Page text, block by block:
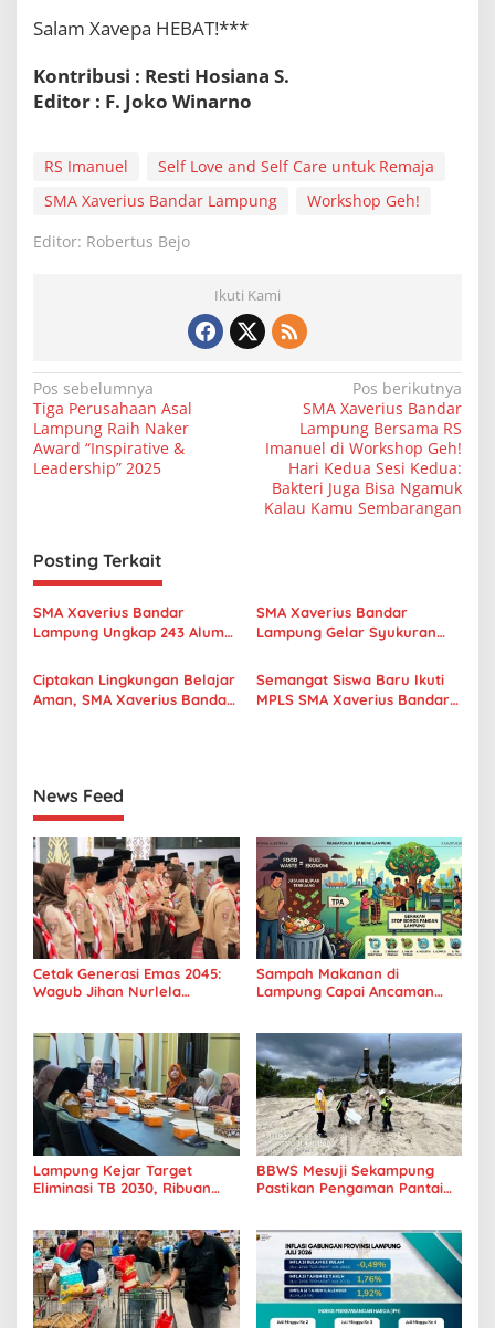
Salam Xavepa HEBAT!***
Kontribusi : Resti Hosiana S.
Editor : F. Joko Winarno
RS Imanuel
Self Love and Self Care untuk Remaja
SMA Xaverius Bandar Lampung
Workshop Geh!
Editor: Robertus Bejo
Ikuti Kami
N
a
v
i
a
s
i
p
o
s
Pos sebelumnya
Tiga Perusahaan Asal
Lampung Raih Naker
Award “Inspirative &
Leadership” 2025
Pos berikutnya
SMA Xaverius Bandar
Lampung Bersama RS
Imanuel di Workshop Geh!
Hari Kedua Sesi Kedua:
Bakteri Juga Bisa Ngamuk
Kalau Kamu Sembarangan
Posting Terkait
SMA Xaverius Bandar
Lampung Ungkap 243 Alumni
Mancanegara
SMA Xaverius Bandar
Lampung Gelar Syukuran
Thadeus Engko, dan
Purnabakti Suhardi
Ciptakan Lingkungan Belajar
Aman, SMA Xaverius Bandar
Semangat Siswa Baru Ikuti
MPLS SMA Xaverius Bandar
News Feed
Cetak Generasi Emas 2045:
Wagub Jihan Nurlela
Era Digital
Sampah Makanan di
Lampung Capai Ancaman
Pangan
Lampung Kejar Target
Eliminasi TB 2030, Ribuan
BBWS Mesuji Sekampung
Pastikan Pengaman Pantai